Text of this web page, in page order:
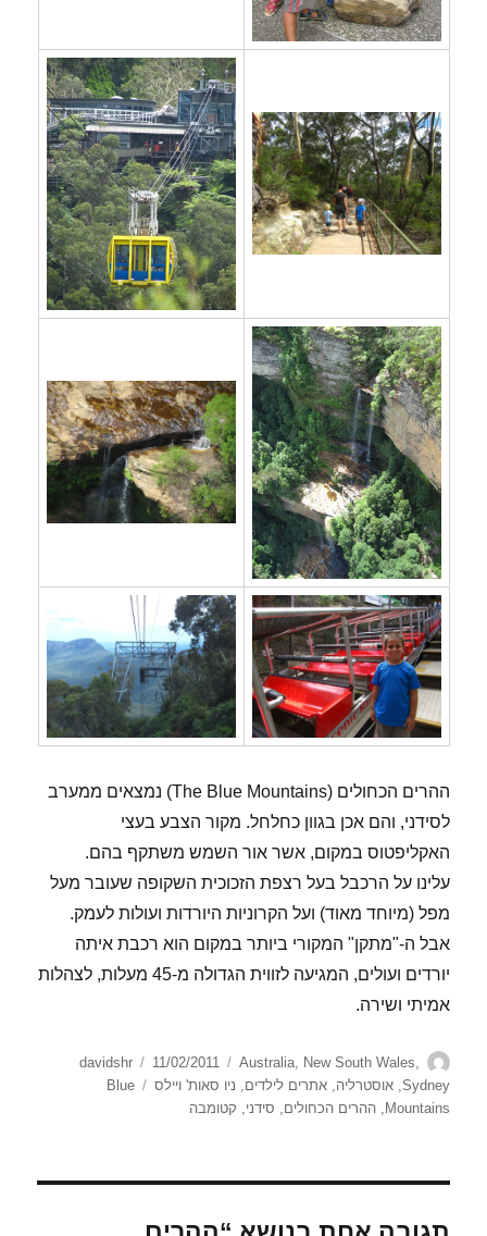
ההרים הכחולים (The Blue Mountains) נמצאים ממערב
לסידני, והם אכן בגוון כחלחל. מקור הצבע בעצי
האקליפטוס במקום, אשר אור השמש משתקף בהם.
עלינו על הרכבל בעל רצפת הזכוכית השקופה שעובר מעל
מפל (מיוחד מאוד) ועל הקרוניות היורדות ועולות לעמק.
אבל ה-"מתקן" המקורי ביותר במקום הוא רכבת איתה
יורדים ועולים, המגיעה לזווית הגדולה מ-45 מעלות, לצהלות
אמיתי ושירה.
מחבר davidshr
פורסם
בתאריך
11/02/2011
קטגוריות Australia, New South Wales,
Sydney
,אוסטרליה,אתרים לילדים, ניו סאות' ויילס תגיות
Blue
Mountains
,ההרים הכחולים, סידני, קטומבה